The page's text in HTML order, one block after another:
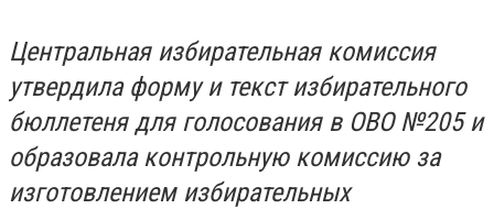
Центральная избирательная комиссия
утвердила форму и текст избирательного
бюллетеня для голосования в ОВО №205 и
образовала контрольную комиссию за
изготовлением избирательных